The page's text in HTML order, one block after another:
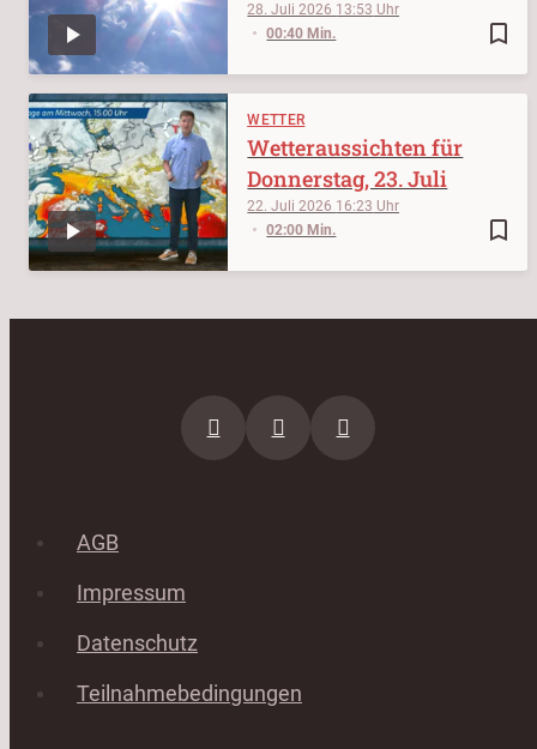
bookmark_border
28. Juli 2026 13:53
00:40 Min.
WETTER
bookmark_border
22. Juli 2026 16:23
02:00 Min.
Wetteraussichten für
Donnerstag, 23. Juli
AGB
Impressum
Datenschutz
Teilnahmebedingungen